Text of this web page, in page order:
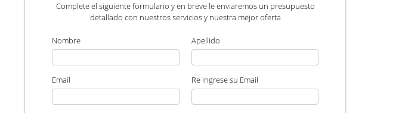
Complete el siguiente formulario y en breve le enviaremos un presupuesto
detallado con nuestros servicios y nuestra mejor oferta
Nombre Apellido
Email Re ingrese su Email